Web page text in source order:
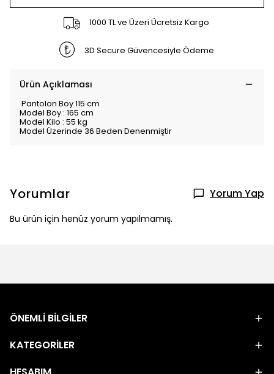
1000 TL ve Üzeri Ücretsiz Kargo
3D Secure Güvencesiyle Ödeme
Ürün Açıklaması
Pantolon Boy 115 cm
Model Boy : 165 cm
Model Kilo : 55 kg
Model Üzerinde 36 Beden Denenmiştir
Yorumlar Yorum Yap
Bu ürün için henüz yorum yapılmamış.
ÖNEMLİ BİLGİLER
KATEGORİLER